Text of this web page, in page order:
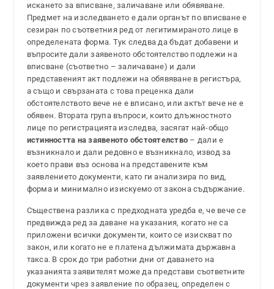
искането за вписване, заличаване или обявяване.
Предмет на изследването е дали органът по вписване е
сезиран по съответния ред от легитимираното лице в
определената форма. Тук следва да бъдат добавени и
въпросите дали заявеното обстоятелство подлежи на
вписване (съответно – заличаване) и дали
представеният акт подлежи на обявяване в регистъра,
а също и свързаната с това преценка дали
обстоятелството вече не е вписано, или актът вече не е
обявен. Втората група въпроси, които длъжностното
лице по регистрацията изследва, засягат най-общо
истинността на заявеното обстоятелство – дали е
възникнало и дали редовно е възникнало, извод за
което прави въз основа на представените към
заявлението документи, като ги анализира по вид,
форма и минимално изискуемо от закона съдържание.
Съществена разлика с предходната уредба е, че вече се
предвижда ред за даване на указания, когато не са
приложени всички документи, които се изискват по
закон, или когато не е платена дължимата държавна
такса. В срок до три работни дни от даването на
указанията заявителят може да представи съответните
документи чрез заявление по образец, определен с